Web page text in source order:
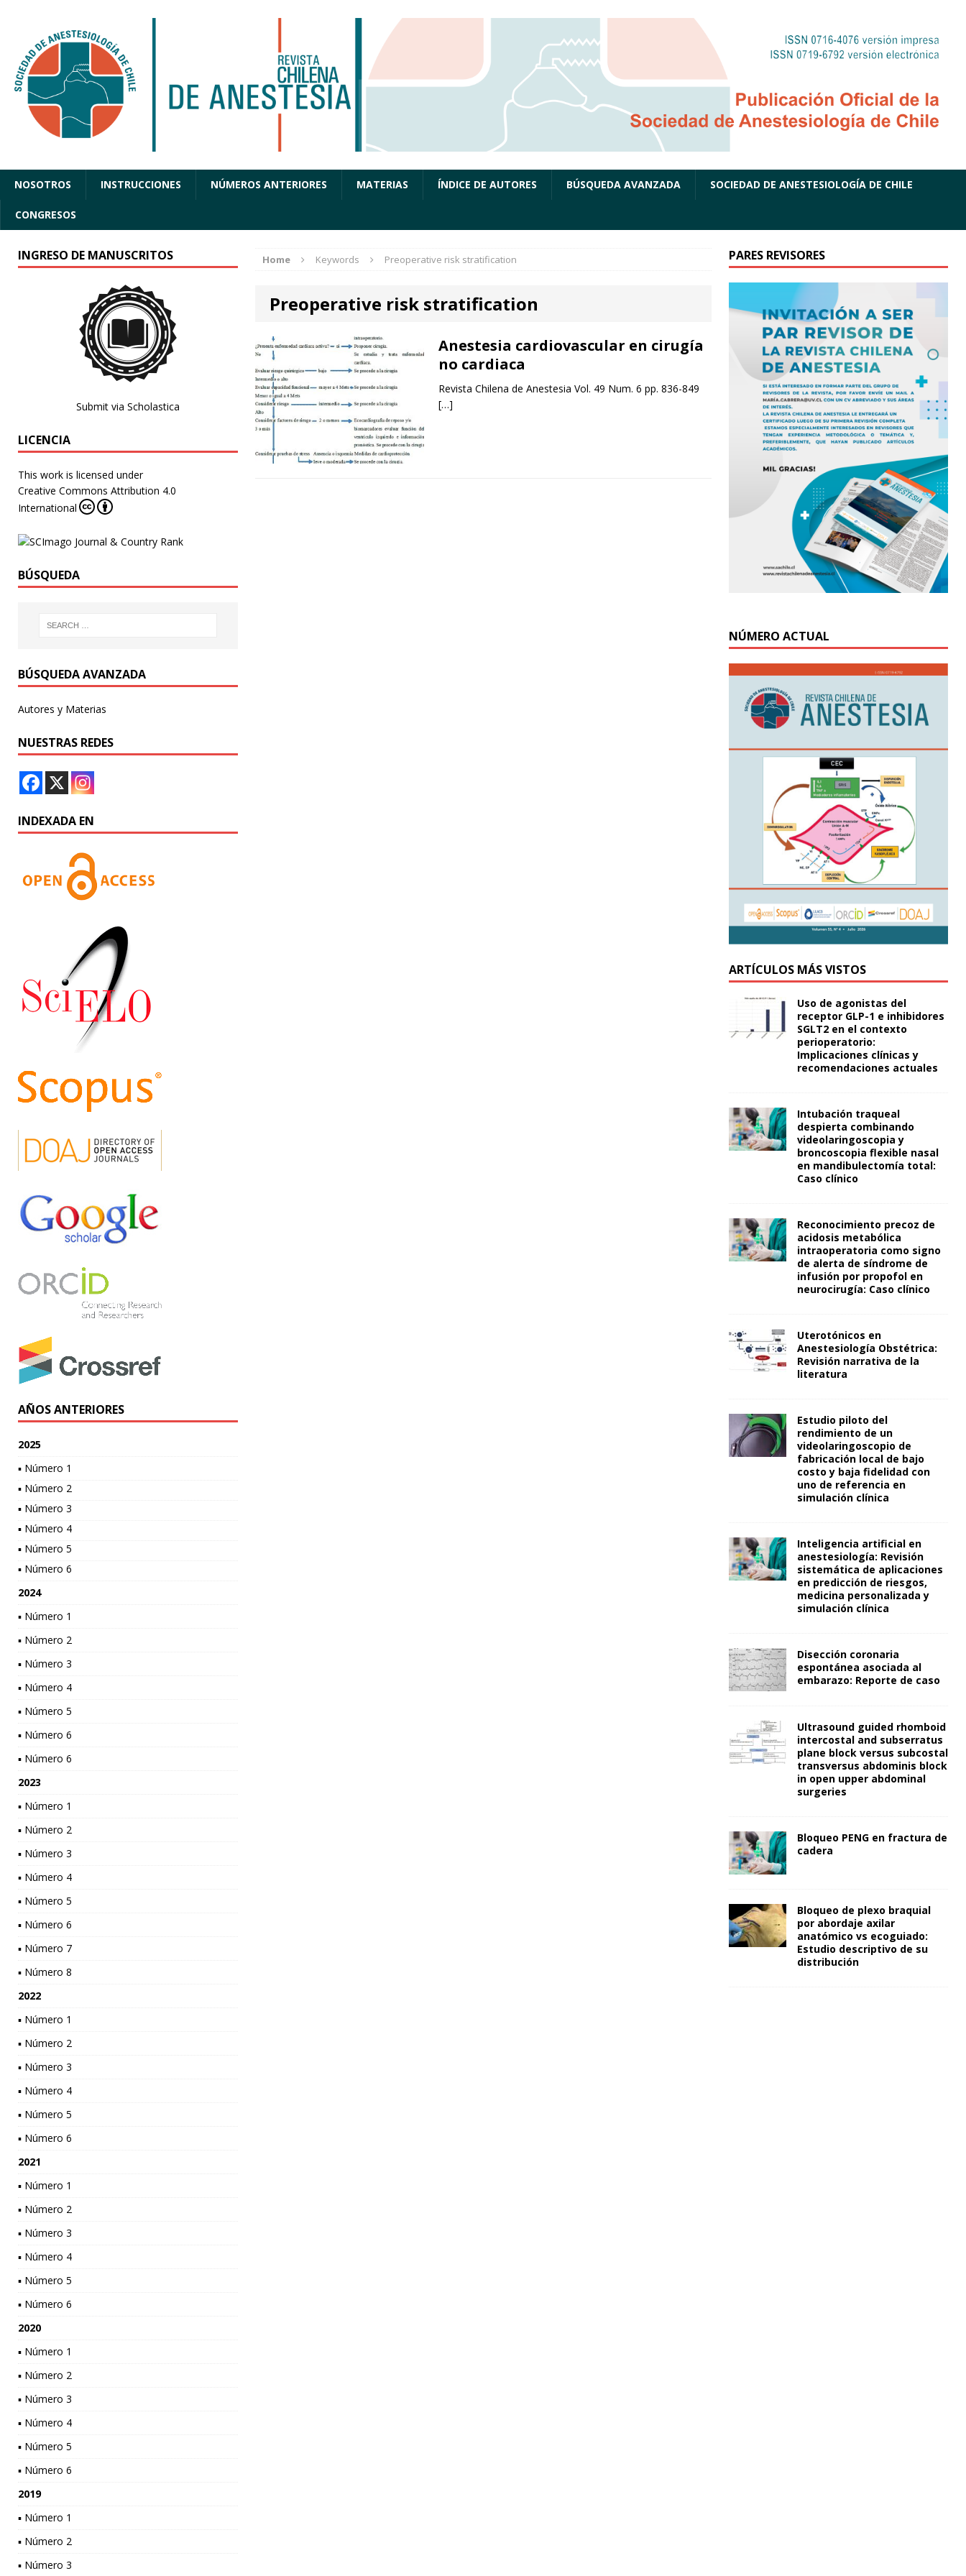
NOSOTROS INSTRUCCIONES NÚMEROS ANTERIORES MATERIAS ÍNDICE DE AUTORES BÚSQUEDA AVANZADA SOCIEDAD DE ANESTESIOLOGÍA DE CHILE
CONGRESOS
Home Keywords Preoperative risk stratification
Preoperative risk stratification
Anestesia cardiovascular en cirugía
no cardiaca
Revista Chilena de Anestesia Vol. 49 Num. 6 pp. 836-849
[…]
INGRESO DE MANUSCRITOS
Submit via Scholastica
LICENCIA
This work is licensed under
Creative Commons Attribution 4.0
International
BÚSQUEDA
BÚSQUEDA AVANZADA
Autores y Materias
NUESTRAS REDES
INDEXADA EN
AÑOS ANTERIORES
2025
▪ Número 1
▪ Número 2
▪ Número 3
▪ Número 4
▪ Número 5
▪ Número 6
2024
▪ Número 1
▪ Número 2
▪ Número 3
▪ Número 4
▪ Número 5
▪ Número 6
▪ Número 6
2023
▪ Número 1
▪ Número 2
▪ Número 3
▪ Número 4
▪ Número 5
▪ Número 6
▪ Número 7
▪ Número 8
2022
▪ Número 1
▪ Número 2
▪ Número 3
▪ Número 4
▪ Número 5
▪ Número 6
2021
▪ Número 1
▪ Número 2
▪ Número 3
▪ Número 4
▪ Número 5
▪ Número 6
2020
▪ Número 1
▪ Número 2
▪ Número 3
▪ Número 4
▪ Número 5
▪ Número 6
2019
▪ Número 1
▪ Número 2
▪ Número 3
PARES REVISORES
NÚMERO ACTUAL
ARTÍCULOS MÁS VISTOS
Uso de agonistas del
receptor GLP-1 e inhibidores
SGLT2 en el contexto
perioperatorio:
Implicaciones clínicas y
recomendaciones actuales
Intubación traqueal
despierta combinando
videolaringoscopia y
broncoscopia flexible nasal
en mandibulectomía total:
Caso clínico
Reconocimiento precoz de
acidosis metabólica
intraoperatoria como signo
de alerta de síndrome de
infusión por propofol en
neurocirugía: Caso clínico
Uterotónicos en
Anestesiología Obstétrica:
Revisión narrativa de la
literatura
Estudio piloto del
rendimiento de un
videolaringoscopio de
fabricación local de bajo
costo y baja fidelidad con
uno de referencia en
simulación clínica
Inteligencia artificial en
anestesiología: Revisión
sistemática de aplicaciones
en predicción de riesgos,
medicina personalizada y
simulación clínica
Disección coronaria
espontánea asociada al
embarazo: Reporte de caso
Ultrasound guided rhomboid
intercostal and subserratus
plane block versus subcostal
transversus abdominis block
in open upper abdominal
surgeries
Bloqueo PENG en fractura de
cadera
Bloqueo de plexo braquial
por abordaje axilar
anatómico vs ecoguiado:
Estudio descriptivo de su
distribución